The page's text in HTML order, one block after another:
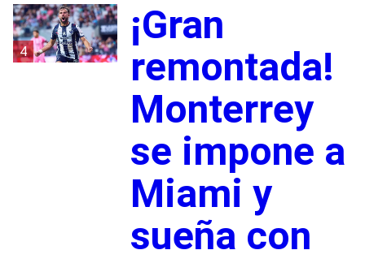
4
¡Gran
remontada!
Monterrey
se impone a
Miami y
sueña con